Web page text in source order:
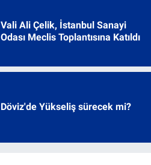
Vali Ali Çelik, İstanbul Sanayi
Odası Meclis Toplantısına Katıldı
Döviz'de Yükseliş sürecek mi?